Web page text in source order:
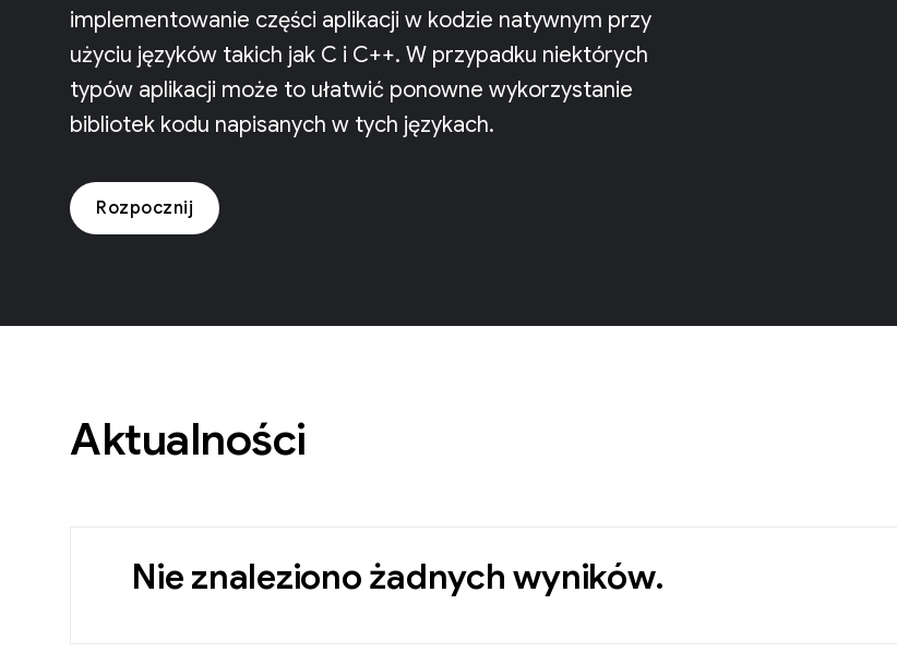
implementowanie części aplikacji w kodzie natywnym przy
użyciu języków takich jak C i C++. W przypadku niektórych
typów aplikacji może to ułatwić ponowne wykorzystanie
bibliotek kodu napisanych w tych językach.
Rozpocznij
Aktualności
Nie znaleziono żadnych wyników.